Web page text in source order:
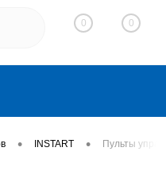
0 0
• INSTART • Пульты